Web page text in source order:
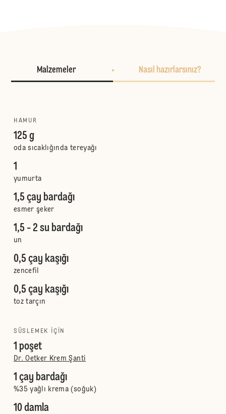
Malzemeler Nasıl hazırlarsınız?
HAMUR
125 g
oda sıcaklığında tereyağı
1
yumurta
1,5 çay bardağı
esmer şeker
1,5 - 2 su bardağı
un
0,5 çay kaşığı
zencefil
0,5 çay kaşığı
toz tarçın
SÜSLEMEK IÇIN
1 poşet
Dr. Oetker Krem Şanti
1 çay bardağı
%35 yağlı krema (soğuk)
10 damla